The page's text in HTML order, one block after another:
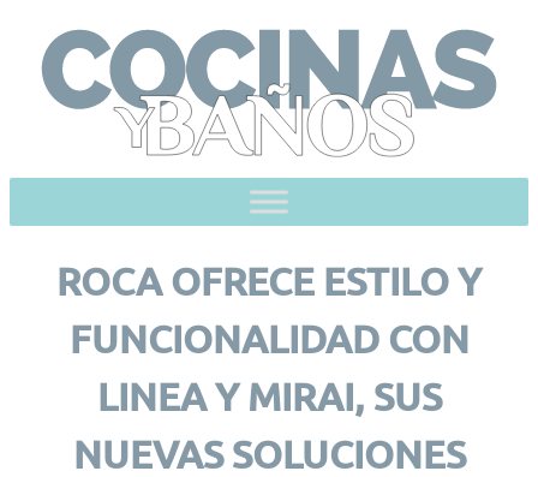
content
ROCA OFRECE ESTILO Y
FUNCIONALIDAD CON
LINEA Y MIRAI, SUS
NUEVAS SOLUCIONES